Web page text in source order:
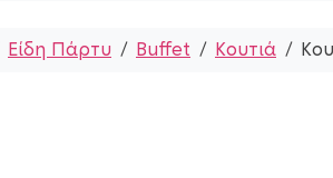
Είδη Πάρτυ Buffet Κουτιά